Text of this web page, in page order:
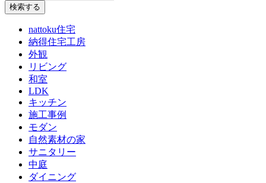
nattoku住宅
納得住宅工房
外観
リビング
和室
LDK
キッチン
施工事例
モダン
自然素材の家
サニタリー
中庭
ダイニング